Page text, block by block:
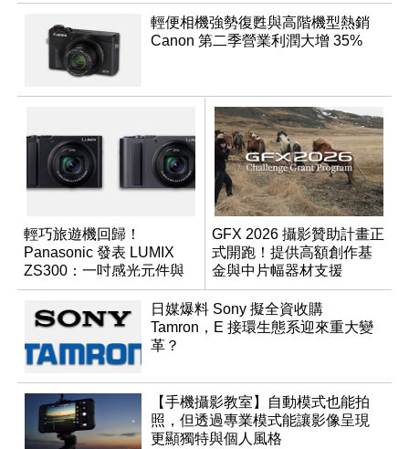
輕便相機強勢復甦與高階機型熱銷
Canon 第二季營業利潤大增 35%
輕巧旅遊機回歸！
Panasonic 發表 LUMIX
ZS300：一吋感光元件與
15 倍光學變焦
GFX 2026 攝影贊助計畫正
式開跑！提供高額創作基
金與中片幅器材支援
日媒爆料 Sony 擬全資收購
Tamron，E 接環生態系迎來重大變
革？
【手機攝影教室】自動模式也能拍
照，但透過專業模式能讓影像呈現
更顯獨特與個人風格